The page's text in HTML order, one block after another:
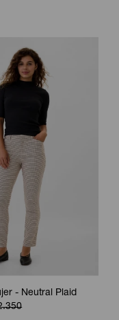
- Neutral Plaid